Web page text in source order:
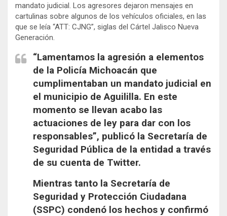
mandato judicial. Los agresores dejaron mensajes en
cartulinas sobre algunos de los vehículos oficiales, en las
que se leía “ATT: CJNG”, siglas del Cártel Jalisco Nueva
Generación.
“Lamentamos la agresión a elementos
de la Policía Michoacán que
cumplimentaban un mandato judicial en
el municipio de Aguililla. En este
momento se llevan acabo las
actuaciones de ley para dar con los
responsables”, publicó la Secretaría de
Seguridad Pública de la entidad a través
de su cuenta de Twitter.
Mientras tanto la Secretaría de
Seguridad y Protección Ciudadana
(SSPC) condenó los hechos y confirmó